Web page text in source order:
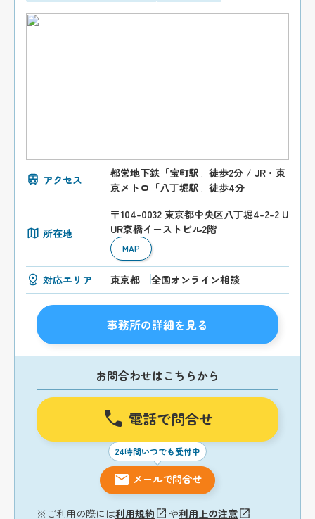
アクセス
都営地下鉄「宝町駅」徒歩2分 / JR・東
京メトロ「八丁堀駅」徒歩4分
所在地
〒104-0032 東京都中央区八丁堀4-2-2 U
UR京橋イーストビル2階
MAP
対応エリア 東京都 全国オンライン相談
事務所の詳細を見る
お問合わせはこちらから
電話で問合せ
24時間いつでも受付中
メールで問合せ
※ご利用の際には利用規約 や利用上の注意